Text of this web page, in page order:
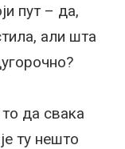
пут – да,
али шта
да свака
ту нешто